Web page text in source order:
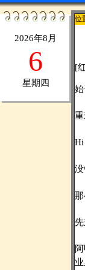
2026年8月
6
星期四
位
[
重
Hi
业